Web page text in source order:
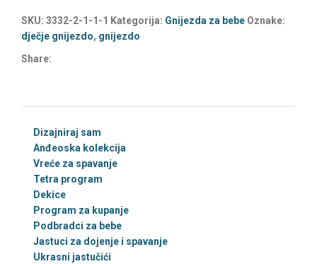
SKU: 3332-2-1-1-1 Kategorija: Gnijezda za bebe Oznake:
dječje gnijezdo, gnijezdo
Share:
Dizajniraj sam
Anđeoska kolekcija
Vreće za spavanje
Tetra program
Dekice
Program za kupanje
Podbradci za bebe
Jastuci za dojenje i spavanje
Ukrasni jastučići